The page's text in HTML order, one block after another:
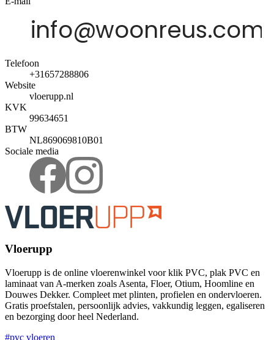
Telefoon
+31657288806
Website
vloerupp.nl
KVK
99634651
BTW
NL869069810B01
Sociale media
Vloerupp
Vloerupp is de online vloerenwinkel voor klik PVC, plak PVC en
laminaat van A-merken zoals Asenta, Floer, Otium, Hoomline en
Douwes Dekker. Compleet met plinten, profielen en ondervloeren.
Gratis proefstalen, persoonlijk advies, vakkundig leggen, egaliseren
en bezorging door heel Nederland.
#pvc vloeren